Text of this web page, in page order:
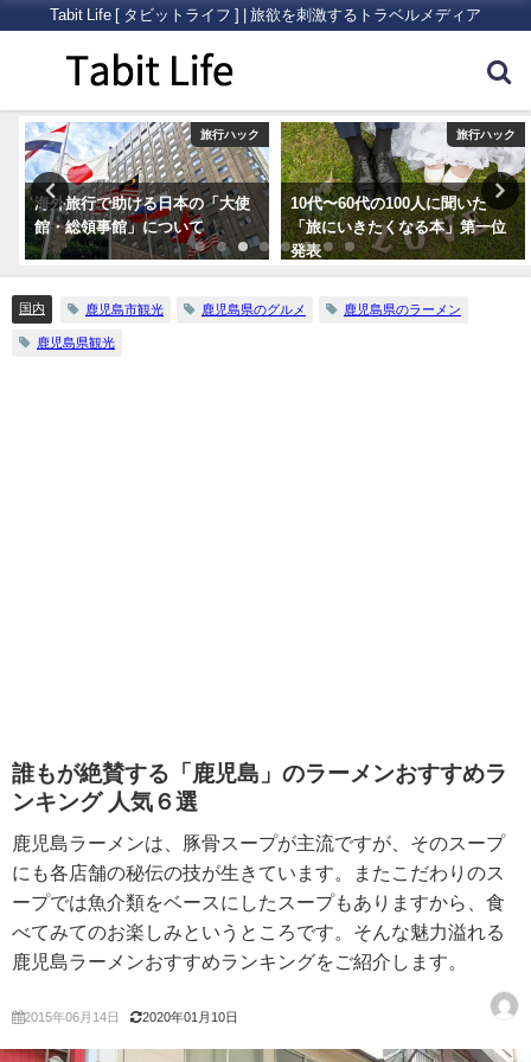
Tabit Life [ タビットライフ ] | 旅欲を刺激するトラベルメディア
旅行ハック
10代〜60代の100人に聞いた
「旅にいきたくなる本」第一位
発表
旅行ハック
格安航空サービス「LCC」って
何だろう？
国内 鹿児島市観光 鹿児島県のグルメ 鹿児島県のラーメン
鹿児島県観光
誰もが絶賛する「鹿児島」のラーメンおすすめラ
ンキング 人気６選
鹿児島ラーメンは、豚骨スープが主流ですが、そのスープ
にも各店舗の秘伝の技が生きています。またこだわりのス
ープでは魚介類をベースにしたスープもありますから、食
べてみてのお楽しみというところです。そんな魅力溢れる
鹿児島ラーメンおすすめランキングをご紹介します。
2015年06月14日 2020年01月10日